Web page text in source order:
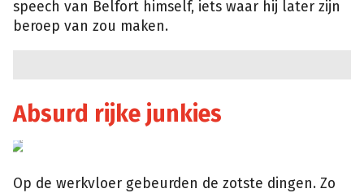
speech van Belfort himself, iets waar hij later zijn
beroep van zou maken.
Absurd rijke junkies
Jordan
Belfort
Op de werkvloer gebeurden de zotste dingen. Zo